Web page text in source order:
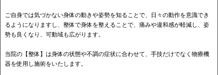
ご自身では気づかない身体の動きや姿勢を知ることで、日々の動作を意識でき
るようになりますし、整体で身体を整えることで、痛みや違和感が軽減し、姿
勢も良くなり、可動域も広がります。
当院の【整体】は身体の状態や不調の症状に合わせて、手技だけでなく物療機
器を使用し施術をいたします。